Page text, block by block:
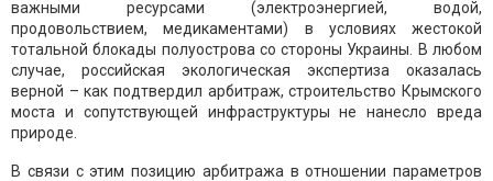
важными ресурсами (электроэнергией, водой,
продовольствием, медикаментами) в условиях жестокой
тотальной блокады полуострова со стороны Украины. В любом
случае, российская экологическая экспертиза оказалась
верной – как подтвердил арбитраж, строительство Крымского
моста и сопутствующей инфраструктуры не нанесло вреда
природе.
В связи с этим позицию арбитража в отношении параметров